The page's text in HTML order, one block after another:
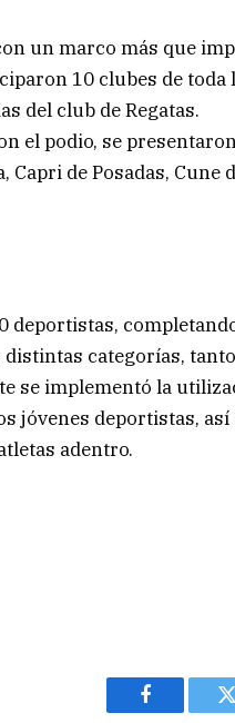
un marco más que
10 clubes de toda
del club de Regatas.
el podio, se
de Posadas, Cune
deportistas,
categorías,
se implementó la
jóvenes deportistas,
adentro.
Facebook